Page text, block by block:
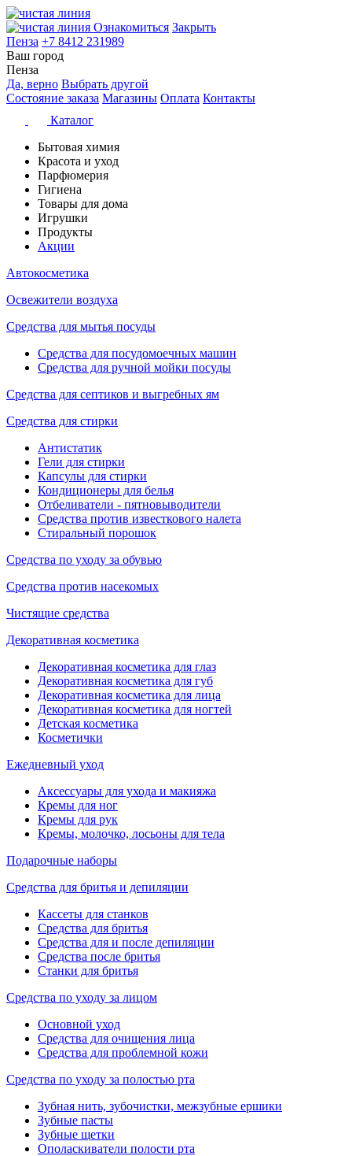
Ознакомиться Закрыть
Пенза +7 8412 231989
Ваш город
Пенза
Да, верно Выбрать другой
Состояние заказа Магазины Оплата Контакты
Каталог
Бытовая химия
Красота и уход
Парфюмерия
Гигиена
Товары для дома
Игрушки
Продукты
Акции
Автокосметика
Освежители воздуха
Средства для мытья посуды
Средства для посудомоечных машин
Средства для ручной мойки посуды
Средства для септиков и выгребных ям
Средства для стирки
Антистатик
Гели для стирки
Капсулы для стирки
Кондиционеры для белья
Отбеливатели - пятновыводители
Средства против известкового налета
Стиральный порошок
Средства по уходу за обувью
Средства против насекомых
Чистящие средства
Декоративная косметика
Декоративная косметика для глаз
Декоративная косметика для губ
Декоративная косметика для лица
Декоративная косметика для ногтей
Детская косметика
Косметички
Ежедневный уход
Аксессуары для ухода и макияжа
Кремы для ног
Кремы для рук
Кремы, молочко, лосьоны для тела
Подарочные наборы
Средства для бритья и депиляции
Кассеты для станков
Средства для бритья
Средства для и после депиляции
Средства после бритья
Станки для бритья
Средства по уходу за лицом
Основной уход
Средства для очищения лица
Средства для проблемной кожи
Средства по уходу за полостью рта
Зубная нить, зубочистки, межзубные ершики
Зубные пасты
Зубные щетки
Ополаскиватели полости рта